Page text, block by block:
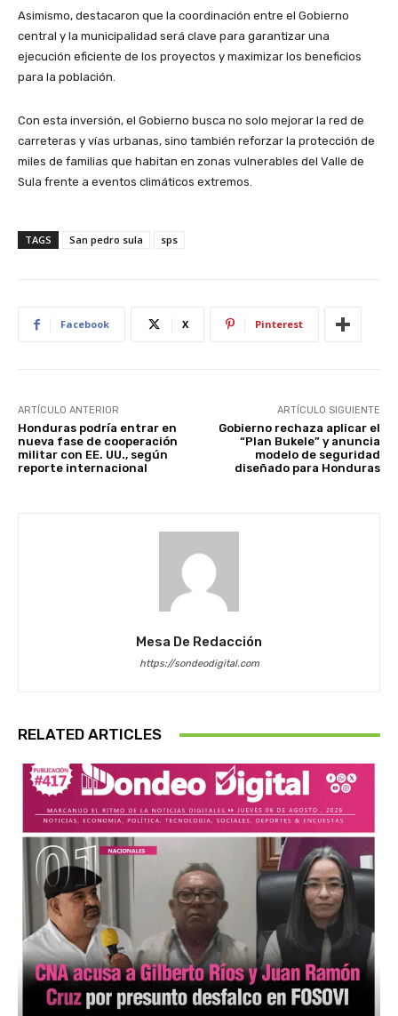
Asimismo, destacaron que la coordinación entre el Gobierno
central y la municipalidad será clave para garantizar una
ejecución eficiente de los proyectos y maximizar los beneficios
para la población.
Con esta inversión, el Gobierno busca no solo mejorar la red de
carreteras y vías urbanas, sino también reforzar la protección de
miles de familias que habitan en zonas vulnerables del Valle de
Sula frente a eventos climáticos extremos.
TAGS San pedro sula sps
Facebook X Pinterest
ARTÍCULO ANTERIOR
Honduras podría entrar en
nueva fase de cooperación
militar con EE. UU., según
reporte internacional
ARTÍCULO SIGUIENTE
Gobierno rechaza aplicar el
“Plan Bukele” y anuncia
modelo de seguridad
diseñado para Honduras
Mesa De Redacción
https://sondeodigital.com
RELATED ARTICLES